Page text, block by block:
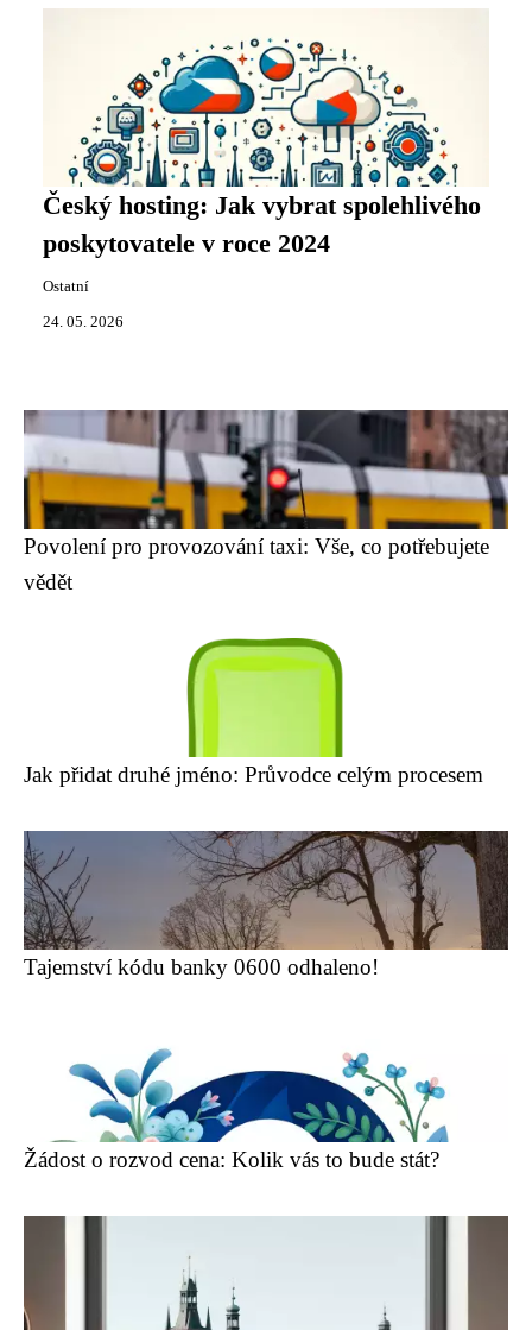
Český hosting: Jak vybrat spolehlivého
poskytovatele v roce 2024
Ostatní
24. 05. 2026
Povolení pro provozování taxi: Vše, co potřebujete
vědět
Jak přidat druhé jméno: Průvodce celým procesem
Tajemství kódu banky 0600 odhaleno!
Žádost o rozvod cena: Kolik vás to bude stát?